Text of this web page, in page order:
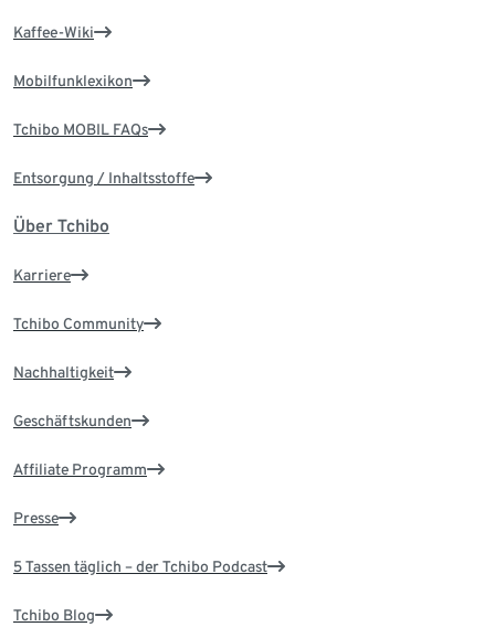
Kaffee-Wiki
Mobilfunklexikon
Tchibo MOBIL FAQs
Entsorgung / Inhaltsstoffe
Über Tchibo
Karriere
Tchibo Community
Nachhaltigkeit
Geschäftskunden
Affiliate Programm
Presse
5 Tassen täglich – der Tchibo Podcast
Tchibo Blog